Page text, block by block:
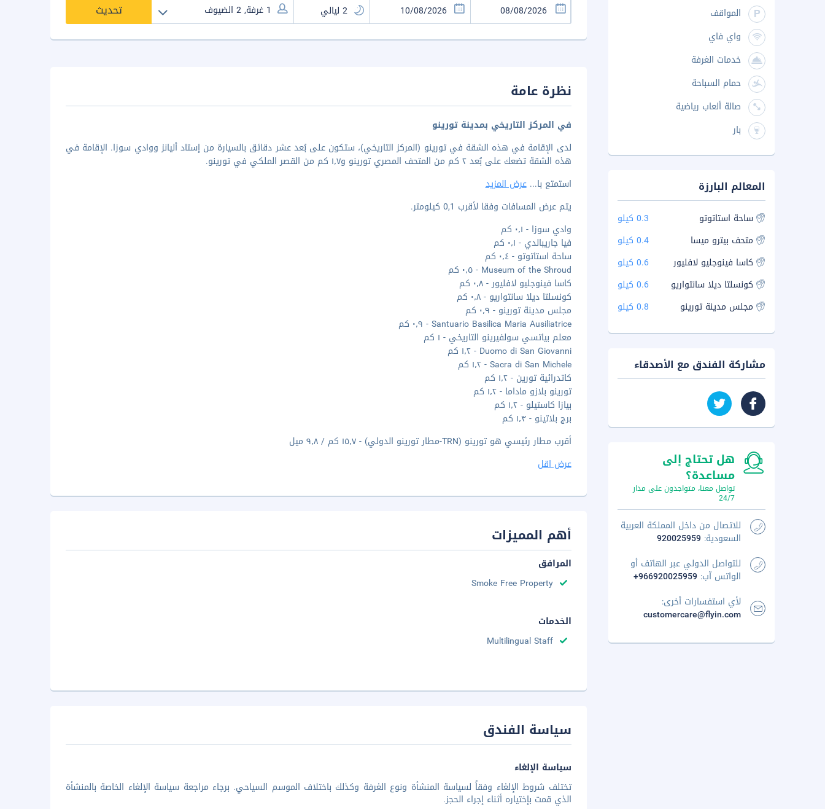
تحديث
نظرة عامة
في المركز التاريخي بمدينة تورينو
لدى الإقامة في هذه الشقة في تورينو (المركز التاريخي)، ستكون على بُعد عشر دقائق بالسيارة من إستاد أليانز ووادي سوزا. الإقامة في
هذه الشقة تضعك على بُعد ٢ كم من المتحف المصري تورينو و١٫٧ كم من القصر الملكي في تورينو.
استمتع با...عرض المزيد
يتم عرض المسافات وفقا لأقرب 0,1 كيلومتر.
وادي سوزا - ٠٫١ كم
فيا جاريبالدي - ٠٫١ كم
ساحة استاتوتو - ٠٫٤ كم
Museum of the Shroud - ٠٫٥ كم
كاسا فينوجليو لافليور - ٠٫٨ كم
كونسلتا ديلا سانتواريو - ٠٫٨ كم
مجلس مدينة تورينو - ٠٫٩ كم
Santuario Basilica Maria Ausiliatrice - ٠٫٩ كم
معلم بياتسي سولفيرينو التاريخي - ١ كم
Duomo di San Giovanni - ١٫٢ كم
Sacra di San Michele - ١٫٢ كم
كاتدرائية تورين - ١٫٢ كم
تورينو بلازو ماداما - ١٫٢ كم
بيازا كاستيلو - ١٫٢ كم
برج بلاتينو - ١٫٣ كم
أقرب مطار رئيسي هو تورينو (TRN-مطار تورينو الدولي) - ١٥٫٧ كم / ٩٫٨ ميل
عرض اقل
أهم المميزات
المرافق
Smoke Free Property
الخدمات
Multilingual Staff
سياسة الفندق
سياسة الإلغاء
تختلف شروط الإلغاء وفقاً لسياسة المنشأة ونوع الغرفة وكذلك باختلاف الموسم السياحي. برجاء مراجعة سياسة الإلغاء الخاصة بالمنشأة
الذي قمت بإختياره أثناء إجراء الحجز.
المواقف
واي فاي
خدمات الغرفة
حمام السباحة
صالة ألعاب رياضية
بار
المعالم البارزة
ساحة استاتوتو
0.3 كيلو
متحف بيترو ميسا
0.4 كيلو
كاسا فينوجليو لافليور
0.6 كيلو
كونسلتا ديلا سانتواريو
0.6 كيلو
مجلس مدينة تورينو
0.8 كيلو
مشاركة الفندق مع الأصدقاء
هل تحتاج إلى
مساعدة؟
تواصل معنا، متواجدون على مدار
24/7
للاتصال من داخل المملكة العربية
السعودية: 920025959
للتواصل الدولي عبر الهاتف أو
الواتس آب: +966920025959
لأي استفسارات أخرى:
customercare@flyin.com